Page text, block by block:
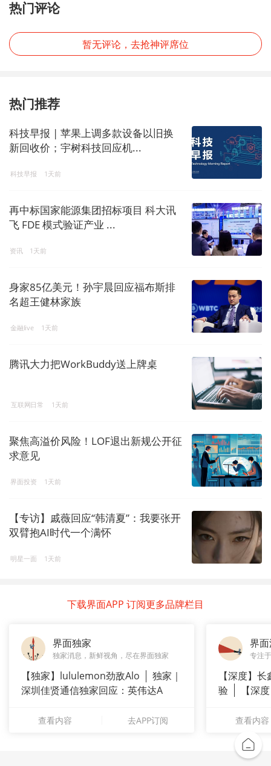
热门评论
暂无评论，去抢神评席位
热门推荐
科技早报 | 苹果上调多款设备以旧换
新回收价；宇树科技回应机...
科技早报 1天前
再中标国家能源集团招标项目 科大讯
飞 FDE 模式验证产业 ...
资讯 1天前
身家85亿美元！孙宇晨回应福布斯排
名超王健林家族
金融live 1天前
腾讯大力把WorkBuddy送上牌桌
互联网日常 1天前
聚焦高溢价风险！LOF退出新规公开征
求意见
界面投资 1天前
【专访】戚薇回应“韩清夏”：我要张开
双臂抱AI时代一个满怀
明星一面 1天前
下载界面APP 订阅更多品牌栏目
界面独家
独家消息，新鲜视角，尽在界面独家
【独家】lululemon劲敌Alo
独家｜
深圳佳贤通信独家回应：英伟达A
查看内容 去APP订阅
界
专注
【深度】
验
【深
查看内容